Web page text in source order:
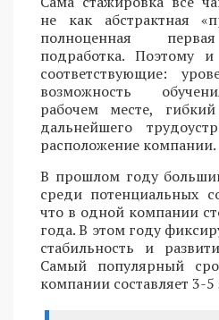
не как абстрактная
полноценная
подработка. Поэтому
соответствующие:
возможность
рабочем месте,
дальнейшего
расположение компании.
В прошлом году
среди потенциальных
что в одной компании
года. В этом году
стабильность и
Самый популярный
компании составляет 3-5